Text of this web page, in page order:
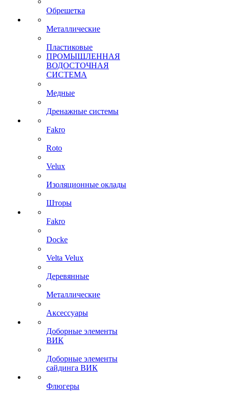
Обрешетка
Металлические
Пластиковые
ПРОМЫШЛЕННАЯ
ВОДОСТОЧНАЯ
СИСТЕМА
Медные
Дренажные системы
Fakro
Roto
Velux
Изоляционные оклады
Шторы
Fakro
Docke
Velta Velux
Деревянные
Металлические
Аксессуары
Доборные элементы
ВИК
Доборные элементы
сайдинга ВИК
Флюгеры